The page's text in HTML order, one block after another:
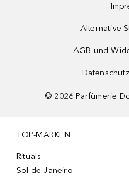
Alternative
AGB und
© 2026 Parfümerie
TOP-MARKEN
Rituals
Sol de Janeiro